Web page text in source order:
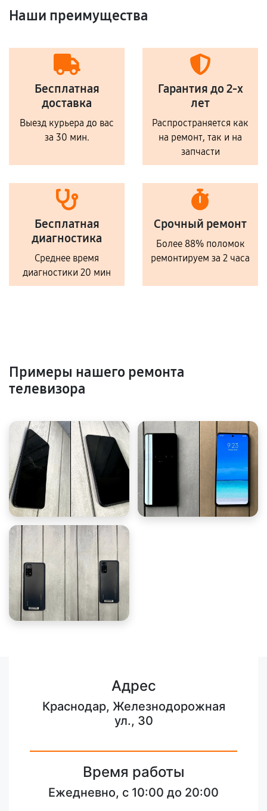
Наши преимущества
Бесплатная
доставка
Выезд курьера до вас
за 30 мин.
Гарантия до 2-х
лет
Распространяется как
на ремонт, так и на
запчасти
Бесплатная
диагностика
Среднее время
диагностики 20 мин
Срочный ремонт
Более 88% поломок
ремонтируем за 2 часа
Примеры нашего ремонта
телевизора
Адрес
Краснодар, Железнодорожная
ул., 30
Время работы
Ежедневно, с 10:00 до 20:00